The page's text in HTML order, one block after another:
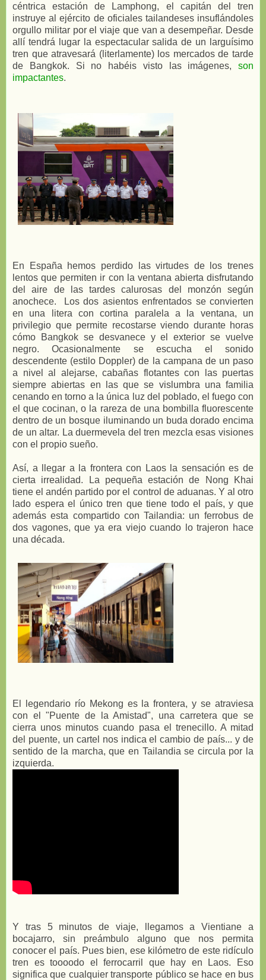
céntrica estación de Lamphong, el capitán del tren
instruye al ejército de oficiales tailandeses insuflándoles
orgullo militar por el viaje que van a desempeñar. Desde
allí tendrá lugar la espectacular salida de un larguísimo
tren que atravesará (literlamente) los mercados de tarde
de Bangkok. Si no habéis visto las imágenes, son
impactantes.
En España hemos perdido las virtudes de los trenes
lentos que permiten ir con la ventana abierta disfrutando
del aire de las tardes calurosas del monzón según
anochece. Los dos asientos enfrentados se convierten
en una litera con cortina paralela a la ventana, un
privilegio que permite recostarse viendo durante horas
cómo Bangkok se desvanece y el exterior se vuelve
negro. Ocasionalmente se escucha el sonido
descendente (estilo Doppler) de la campana de un paso
a nivel al alejarse, cabañas flotantes con las puertas
siempre abiertas en las que se vislumbra una familia
cenando en torno a la única luz del poblado, el fuego con
el que cocinan, o la rareza de una bombilla fluorescente
dentro de un bosque iluminando un buda dorado encima
de un altar. La duermevela del tren mezcla esas visiones
con el propio sueño.
Así, a llegar a la frontera con Laos la sensación es de
cierta irrealidad. La pequeña estación de Nong Khai
tiene el andén partido por el control de aduanas. Y al otro
lado espera el único tren que tiene todo el país, y que
además esta compartido con Tailandia: un ferrobus de
dos vagones, que ya era viejo cuando lo trajeron hace
una década.
El legendario río Mekong es la frontera, y se atraviesa
con el "Puente de la Amistad", una carretera que se
cierra unos minutos cuando pasa el trenecillo. A mitad
del puente, un cartel nos indica el cambio de país... y de
sentido de la marcha, que en Tailandia se circula por la
izquierda.
Y tras 5 minutos de viaje, llegamos a Vientiane a
bocajarro, sin preámbulo alguno que nos permita
conocer el país. Pues bien, ese kilómetro de este ridículo
tren es toooodo el ferrocarril que hay en Laos. Eso
significa que cualquier transporte público se hace en bus